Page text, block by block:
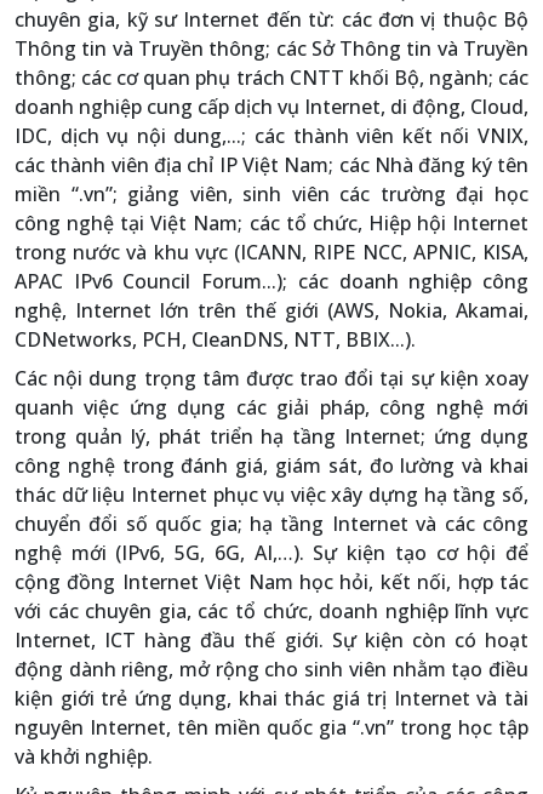
chuyên gia, kỹ sư Internet đến từ: các đơn vị thuộc Bộ
Thông tin và Truyền thông; các Sở Thông tin và Truyền
thông; các cơ quan phụ trách CNTT khối Bộ, ngành; các
doanh nghiệp cung cấp dịch vụ Internet, di động, Cloud,
IDC, dịch vụ nội dung,...; các thành viên kết nối VNIX,
các thành viên địa chỉ IP Việt Nam; các Nhà đăng ký tên
miền “.vn”; giảng viên, sinh viên các trường đại học
công nghệ tại Việt Nam; các tổ chức, Hiệp hội Internet
trong nước và khu vực (ICANN, RIPE NCC, APNIC, KISA,
APAC IPv6 Council Forum...); các doanh nghiệp công
nghệ, Internet lớn trên thế giới (AWS, Nokia, Akamai,
CDNetworks, PCH, CleanDNS, NTT, BBIX...).
Các nội dung trọng tâm được trao đổi tại sự kiện xoay
quanh việc ứng dụng các giải pháp, công nghệ mới
trong quản lý, phát triển hạ tầng Internet; ứng dụng
công nghệ trong đánh giá, giám sát, đo lường và khai
thác dữ liệu Internet phục vụ việc xây dựng hạ tầng số,
chuyển đổi số quốc gia; hạ tầng Internet và các công
nghệ mới (IPv6, 5G, 6G, AI,…). Sự kiện tạo cơ hội để
cộng đồng Internet Việt Nam học hỏi, kết nối, hợp tác
với các chuyên gia, các tổ chức, doanh nghiệp lĩnh vực
Internet, ICT hàng đầu thế giới. Sự kiện còn có hoạt
động dành riêng, mở rộng cho sinh viên nhằm tạo điều
kiện giới trẻ ứng dụng, khai thác giá trị Internet và tài
nguyên Internet, tên miền quốc gia “.vn” trong học tập
và khởi nghiệp.